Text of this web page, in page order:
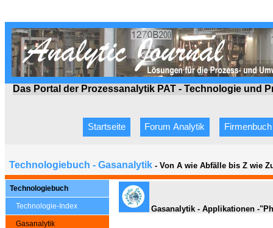
Das Portal der Prozessanalytik PAT - Technologie und
Startseite Forum Analytik Firmenbuch
Technologiebuch - Gasanalytik - Von A wie Abfälle bis Z wie
Technologiebuch
Technologie-Index
Gasanalytik
Gasanalytik - Applikationen -